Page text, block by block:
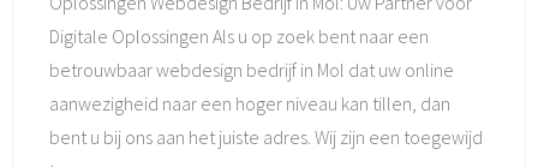
Digitale Oplossingen Als u op zoek bent naar een
betrouwbaar webdesign bedrijf in Mol dat uw online
aanwezigheid naar een hoger niveau kan tillen, dan
bent u bij ons aan het juiste adres. Wij zijn een toegewijd